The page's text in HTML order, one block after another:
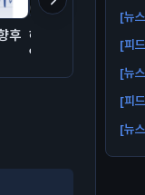
후 해외애들도 코인분석
인건 똑같음
[뉴
[피
[뉴
[피
[뉴